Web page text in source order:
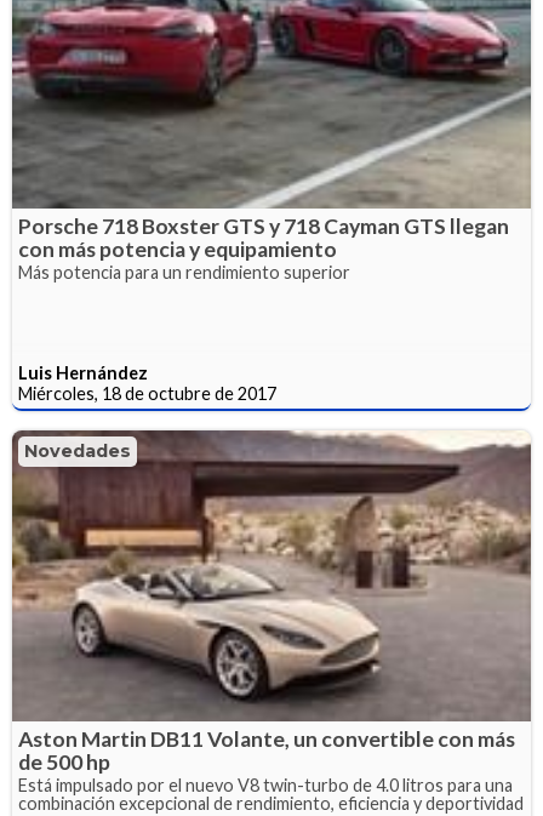
Porsche 718 Boxster GTS y 718 Cayman GTS llegan
con más potencia y equipamiento
Más potencia para un rendimiento superior
Luis Hernández
Miércoles, 18 de octubre de 2017
Novedades
Aston Martin DB11 Volante, un convertible con más
de 500 hp
Está impulsado por el nuevo V8 twin-turbo de 4.0 litros para una
combinación excepcional de rendimiento, eficiencia y deportividad